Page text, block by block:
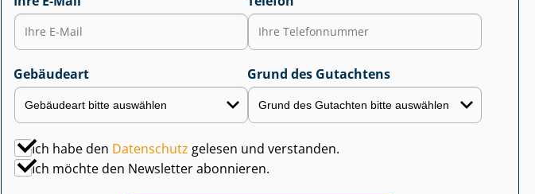
Gebäudeart Grund des Gutachtens
Ich habe den Datenschutz gelesen und verstanden.
Ich möchte den Newsletter abonnieren.